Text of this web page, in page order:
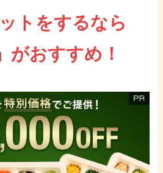
トをするなら
がおすすめ！